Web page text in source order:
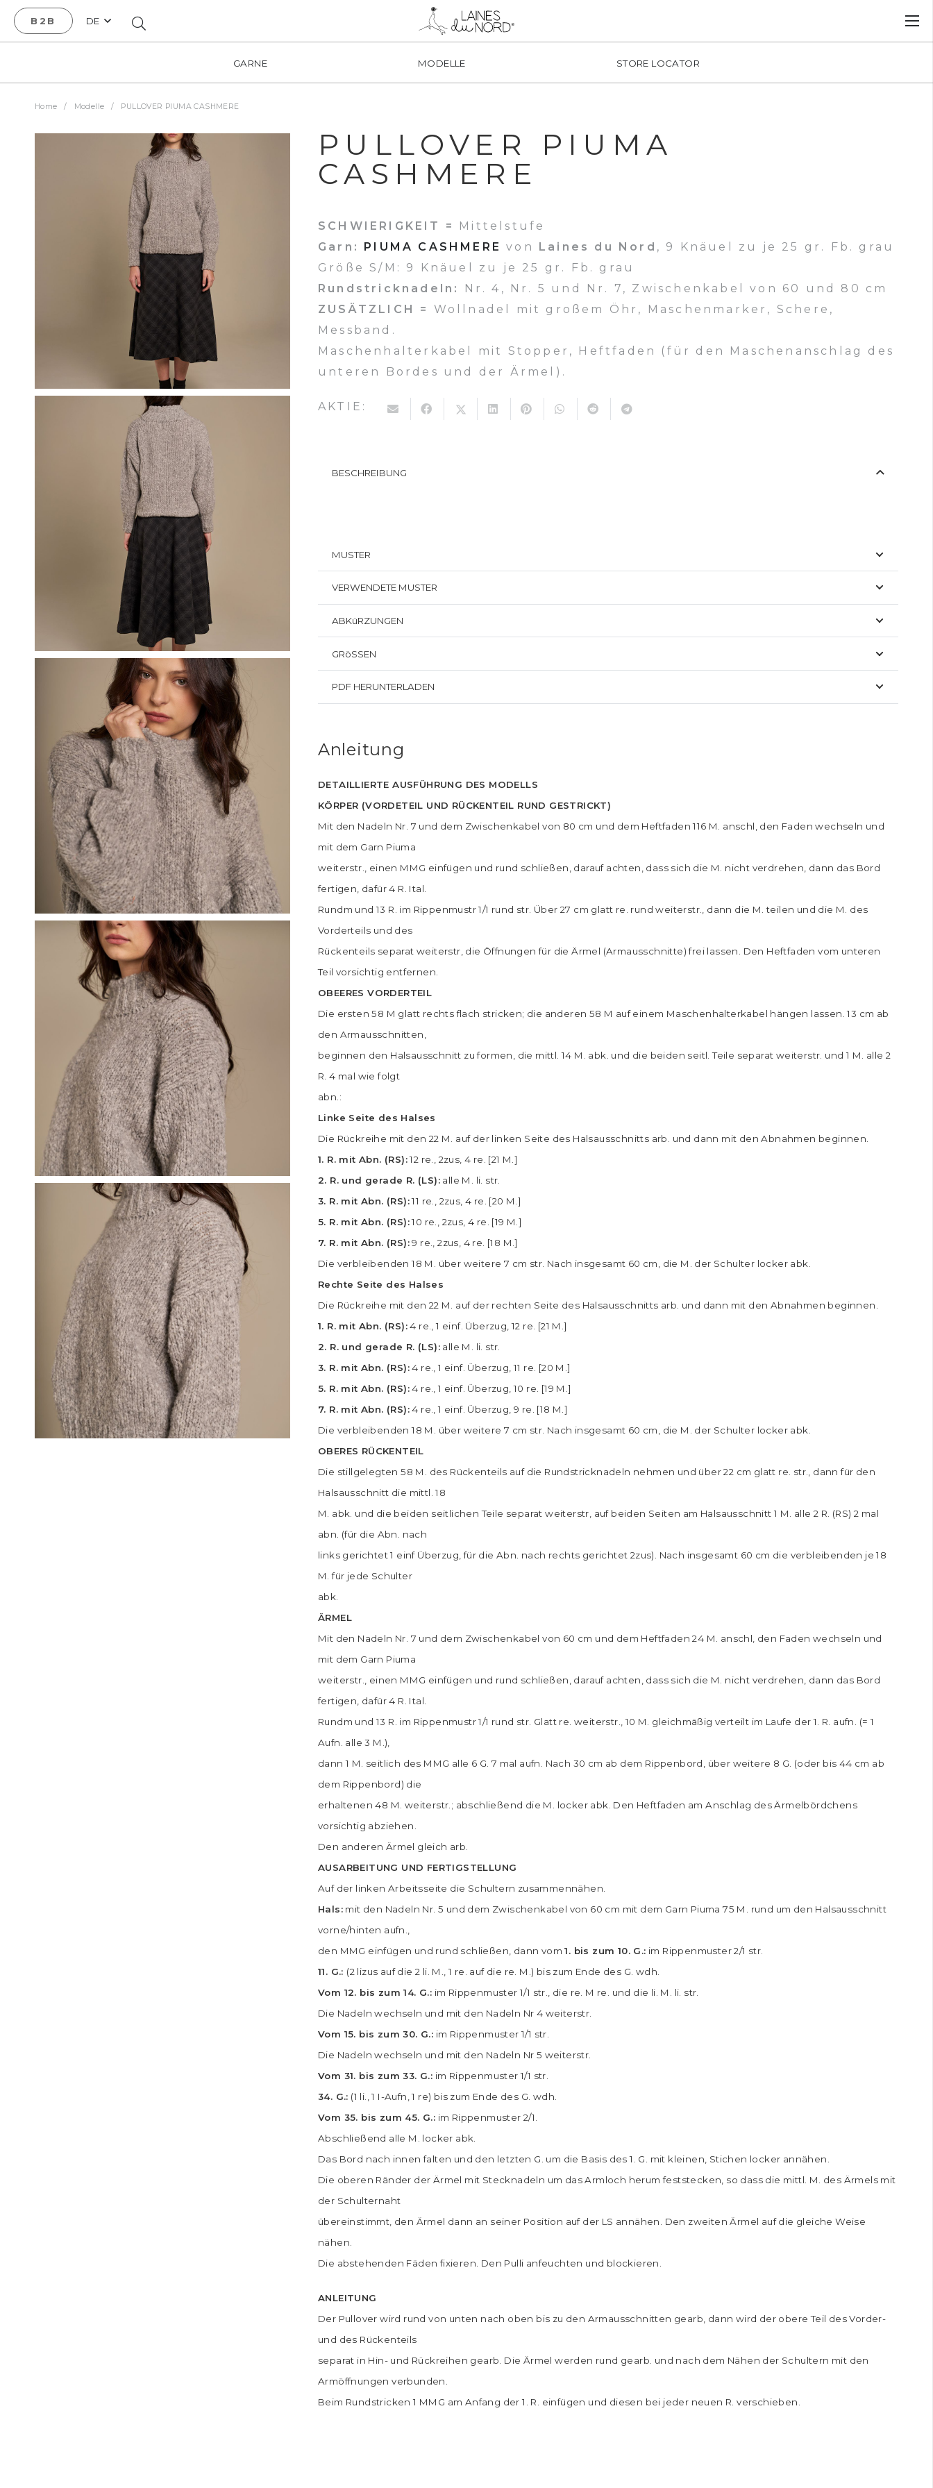
B2B DE
GARNE MODELLE STORE LOCATOR
Home / Modelle / PULLOVER PIUMA CASHMERE
PULLOVER PIUMA
CASHMERE
SCHWIERIGKEIT =
Mittelstufe
Garn:
PIUMA CASHMERE von Laines du Nord , 9 Knäuel zu je 25 gr. Fb. grau
Größe S/M: 9 Knäuel zu je 25 gr. Fb. grau
Rundstricknadeln:
Nr. 4, Nr. 5 und Nr. 7, Zwischenkabel von 60 und 80 cm
ZUSÄTZLICH =
Wollnadel mit großem Öhr, Maschenmarker, Schere,
Messband.
Maschenhalterkabel mit Stopper, Heftfaden (für den Maschenanschlag des
unteren Bordes und der Ärmel).
AKTIE:
BESCHREIBUNG
MUSTER
VERWENDETE MUSTER
ABKüRZUNGEN
GRöSSEN
PDF HERUNTERLADEN
Anleitung
DETAILLIERTE AUSFÜHRUNG DES MODELLS
KÖRPER (VORDETEIL UND RÜCKENTEIL RUND GESTRICKT)
Mit den Nadeln Nr. 7 und dem Zwischenkabel von 80 cm und dem Heftfaden 116 M. anschl, den Faden wechseln und
mit dem Garn Piuma
weiterstr., einen MMG einfügen und rund schließen, darauf achten, dass sich die M. nicht verdrehen, dann das Bord
fertigen, dafür 4 R. Ital.
Rundm und 13 R. im Rippenmustr 1/1 rund str. Über 27 cm glatt re. rund weiterstr., dann die M. teilen und die M. des
Vorderteils und des
Rückenteils separat weiterstr, die Öffnungen für die Ärmel (Armausschnitte) frei lassen. Den Heftfaden vom unteren
Teil vorsichtig entfernen.
OBEERES VORDERTEIL
Die ersten 58 M glatt rechts flach stricken; die anderen 58 M auf einem Maschenhalterkabel hängen lassen. 13 cm ab
den Armausschnitten,
beginnen den Halsausschnitt zu formen, die mittl. 14 M. abk. und die beiden seitl. Teile separat weiterstr. und 1 M. alle 2
R. 4 mal wie folgt
abn.:
Linke Seite des Halses
Die Rückreihe mit den 22 M. auf der linken Seite des Halsausschnitts arb. und dann mit den Abnahmen beginnen.
1. R. mit Abn. (RS):12 re., 2zus, 4 re. [21 M.]
2. R. und gerade R. (LS): alle M. li. str.
3. R. mit Abn. (RS):11 re., 2zus, 4 re. [20 M.]
5. R. mit Abn. (RS):10 re., 2zus, 4 re. [19 M.]
7. R. mit Abn. (RS):9 re., 2zus, 4 re. [18 M.]
Die verbleibenden 18 M. über weitere 7 cm str. Nach insgesamt 60 cm, die M. der Schulter locker abk.
Rechte Seite des Halses
Die Rückreihe mit den 22 M. auf der rechten Seite des Halsausschnitts arb. und dann mit den Abnahmen beginnen.
1. R. mit Abn. (RS):4 re., 1 einf. Überzug, 12 re. [21 M.]
2. R. und gerade R. (LS): alle M. li. str.
3. R. mit Abn. (RS):4 re., 1 einf. Überzug, 11 re. [20 M.]
5. R. mit Abn. (RS):4 re., 1 einf. Überzug, 10 re. [19 M.]
7. R. mit Abn. (RS):4 re., 1 einf. Überzug, 9 re. [18 M.]
Die verbleibenden 18 M. über weitere 7 cm str. Nach insgesamt 60 cm, die M. der Schulter locker abk.
OBERES RÜCKENTEIL
Die stillgelegten 58 M. des Rückenteils auf die Rundstricknadeln nehmen und über 22 cm glatt re. str., dann für den
Halsausschnitt die mittl. 18
M. abk. und die beiden seitlichen Teile separat weiterstr, auf beiden Seiten am Halsausschnitt 1 M. alle 2 R. (RS) 2 mal
abn. (für die Abn. nach
links gerichtet 1 einf Überzug, für die Abn. nach rechts gerichtet 2zus). Nach insgesamt 60 cm die verbleibenden je 18
M. für jede Schulter
abk.
ÄRMEL
Mit den Nadeln Nr. 7 und dem Zwischenkabel von 60 cm und dem Heftfaden 24 M. anschl, den Faden wechseln und
mit dem Garn Piuma
weiterstr., einen MMG einfügen und rund schließen, darauf achten, dass sich die M. nicht verdrehen, dann das Bord
fertigen, dafür 4 R. Ital.
Rundm und 13 R. im Rippenmustr 1/1 rund str. Glatt re. weiterstr., 10 M. gleichmäßig verteilt im Laufe der 1. R. aufn. (= 1
Aufn. alle 3 M.),
dann 1 M. seitlich des MMG alle 6 G. 7 mal aufn. Nach 30 cm ab dem Rippenbord, über weitere 8 G. (oder bis 44 cm ab
dem Rippenbord) die
erhaltenen 48 M. weiterstr.; abschließend die M. locker abk. Den Heftfaden am Anschlag des Ärmelbördchens
vorsichtig abziehen.
Den anderen Ärmel gleich arb.
AUSARBEITUNG UND FERTIGSTELLUNG
Auf der linken Arbeitsseite die Schultern zusammennähen.
Hals: mit den Nadeln Nr. 5 und dem Zwischenkabel von 60 cm mit dem Garn Piuma 75 M. rund um den Halsausschnitt
vorne/hinten aufn.,
den MMG einfügen und rund schließen, dann vom1. bis zum 10. G.: im Rippenmuster 2/1 str.
11. G.: (2 lizus auf die 2 li. M., 1 re. auf die re. M.) bis zum Ende des G. wdh.
Vom 12. bis zum 14. G.: im Rippenmuster 1/1 str., die re. M re. und die li. M. li. str.
Die Nadeln wechseln und mit den Nadeln Nr 4 weiterstr.
Vom 15. bis zum 30. G.: im Rippenmuster 1/1 str.
Die Nadeln wechseln und mit den Nadeln Nr 5 weiterstr.
Vom 31. bis zum 33. G.: im Rippenmuster 1/1 str.
34. G.: (1 li., 1 I-Aufn, 1 re) bis zum Ende des G. wdh.
Vom 35. bis zum 45. G.: im Rippenmuster 2/1.
Abschließend alle M. locker abk.
Das Bord nach innen falten und den letzten G. um die Basis des 1. G. mit kleinen, Stichen locker annähen.
Die oberen Ränder der Ärmel mit Stecknadeln um das Armloch herum feststecken, so dass die mittl. M. des Ärmels mit
der Schulternaht
übereinstimmt, den Ärmel dann an seiner Position auf der LS annähen. Den zweiten Ärmel auf die gleiche Weise
nähen.
Die abstehenden Fäden fixieren. Den Pulli anfeuchten und blockieren.
ANLEITUNG
Der Pullover wird rund von unten nach oben bis zu den Armausschnitten gearb, dann wird der obere Teil des Vorder-
und des Rückenteils
separat in Hin- und Rückreihen gearb. Die Ärmel werden rund gearb. und nach dem Nähen der Schultern mit den
Armöffnungen verbunden.
Beim Rundstricken 1 MMG am Anfang der 1. R. einfügen und diesen bei jeder neuen R. verschieben.